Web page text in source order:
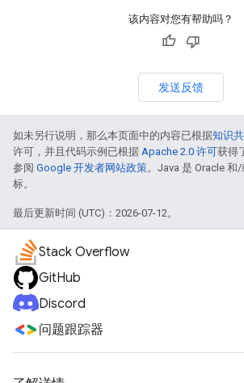
该内容对您有帮助吗？
发送反馈
如未另行说明，那么本页面中的内容已根据知识
许可，并且代码示例已根据 Apache 2.0 许可获得
参阅 Google 开发者网站政策。Java 是 Oracle 和
标。
最后更新时间 (UTC)：2026-07-12。
Stack Overflow
GitHub
Discord
问题跟踪器